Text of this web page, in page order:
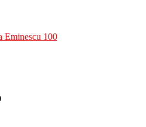
Eminescu 100